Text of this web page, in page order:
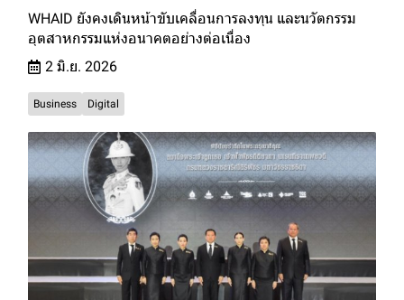
WHAID ยังคงเดินหน้าขับเคลื่อนการลงทุน และนวัตกรรม
อุตสาหกรรมแห่งอนาคตอย่างต่อเนื่อง
2 มิ.ย. 2026
Business Digital